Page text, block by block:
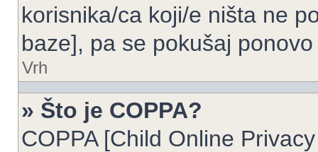
korisnika/ca koji/e ništa ne
baze], pa se pokušaj
Vrh
» Što je COPPA?
COPPA [Child Online